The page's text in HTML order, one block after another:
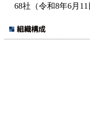
68社（令和8年6月